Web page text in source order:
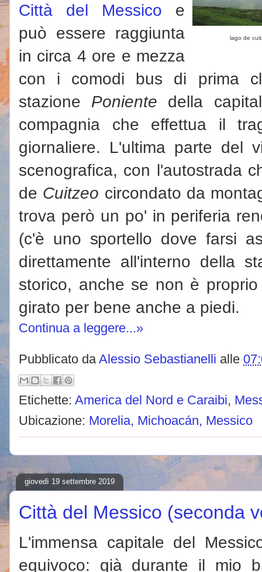
lago de
Città del Messico e
può essere raggiunta
in circa 4 ore e mezza
con i comodi bus di prima
stazione Poniente della
compagnia che effettua il
giornaliere. L'ultima parte del
scenografica, con l'autostrada
de Cuitzeo circondato da
trova però un po' in periferia
(c'è uno sportello dove farsi
direttamente all'interno della
storico, anche se non è
girato per bene anche a piedi.
Continua a leggere...»
Pubblicato da Alessio Sebastianelli alle
Etichette: America del Nord e Caraibi,
Ubicazione: Morelia, Michoacán, Messico
giovedì 19 settembre 2019
Città del Messico (seconda
L'immensa capitale del
equivoco: già durante il mio